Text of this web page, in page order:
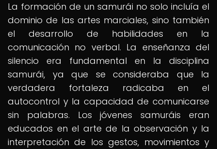
La formación de un samurái no solo incluía el
dominio de las artes marciales, sino también
el desarrollo de habilidades en la
comunicación no verbal. La enseñanza del
silencio era fundamental en la disciplina
samurái, ya que se consideraba que la
verdadera fortaleza radicaba en el
autocontrol y la capacidad de comunicarse
sin palabras. Los jóvenes samuráis eran
educados en el arte de la observación y la
interpretación de los gestos, movimientos y